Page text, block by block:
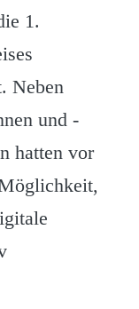
1.
Neben
und -
hatten vor